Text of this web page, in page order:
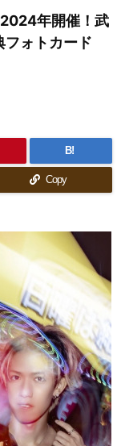
年開催！武
フォトカード
B!
Copy